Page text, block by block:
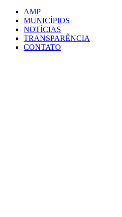
AMP
MUNICÍPIOS
NOTÍCIAS
TRANSPARÊNCIA
CONTATO